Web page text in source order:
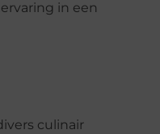
in een
culinair